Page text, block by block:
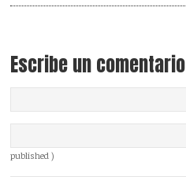
Escribe un comentario
published )